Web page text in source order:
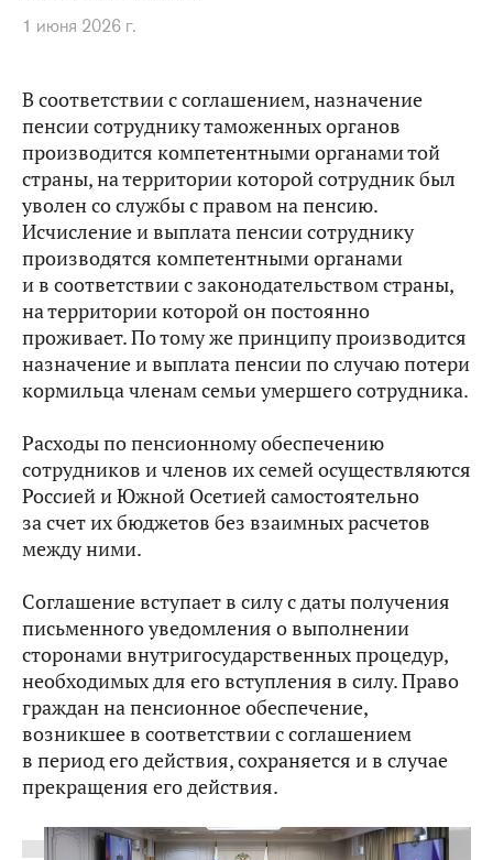
1 июня 2026 г.
В соответствии с соглашением, назначение
пенсии сотруднику таможенных органов
производится компетентными органами той
страны, на территории которой сотрудник был
уволен со службы с правом на пенсию.
Исчисление и выплата пенсии сотруднику
производятся компетентными органами
и в соответствии с законодательством страны,
на территории которой он постоянно
проживает. По тому же принципу производится
назначение и выплата пенсии по случаю потери
кормильца членам семьи умершего сотрудника.
Расходы по пенсионному обеспечению
сотрудников и членов их семей осуществляются
Россией и Южной Осетией самостоятельно
за счет их бюджетов без взаимных расчетов
между ними.
Соглашение вступает в силу с даты получения
письменного уведомления о выполнении
сторонами внутригосударственных процедур,
необходимых для его вступления в силу. Право
граждан на пенсионное обеспечение,
возникшее в соответствии с соглашением
в период его действия, сохраняется и в случае
прекращения его действия.